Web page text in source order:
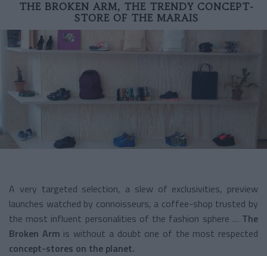
THE BROKEN ARM, THE TRENDY CONCEPT-
STORE OF THE MARAIS
A very targeted selection, a slew of exclusivities, preview
launches watched by connoisseurs, a coffee-shop trusted by
the most influent personalities of the fashion sphere … The
Broken Arm is without a doubt one of the most respected
concept-stores on the planet.